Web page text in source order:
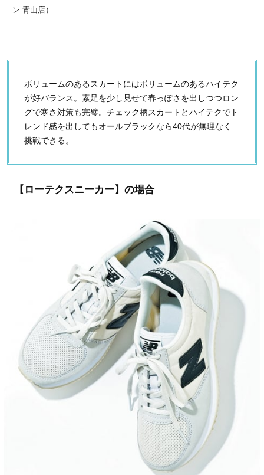
ン 青山店）
ボリュームのあるスカートにはボリュームのあるハイテク
が好バランス。素足を少し見せて春っぽさを出しつつロン
グで寒さ対策も完璧。チェック柄スカートとハイテクでト
レンド感を出してもオールブラックなら40代が無理なく
挑戦できる。
【ローテクスニーカー】の場合